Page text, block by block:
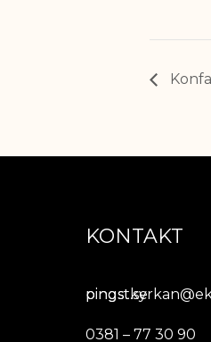
KONTAKT
pingstkyrkan@eksjo-pingst.se
0381 – 77 30 90